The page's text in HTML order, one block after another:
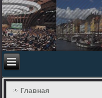
Главная